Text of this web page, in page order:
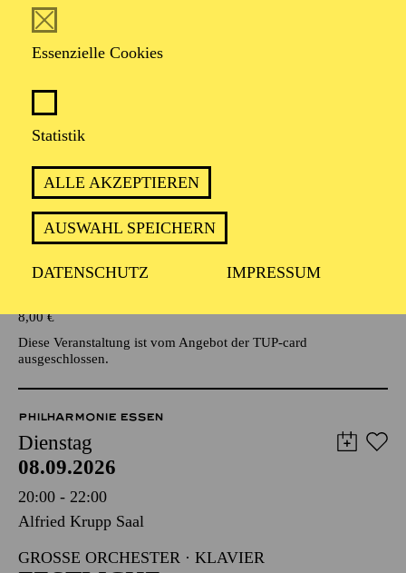
Essenzielle Cookies
Statistik
ALLE AKZEPTIEREN
AUSWAHL SPEICHERN
DATENSCHUTZ IMPRESSUM
Samstag
05.09.2026
Grillo-Theater
BLICK AUF DEN IRAN –
STIMMEN ZUR AKTUELLEN
LAGE
Veranstalter: Eine Kooperationsveranstaltung mit der Stadt
Essen
8,00€
Diese Veranstaltung ist vom Angebot der TUP-card
ausgeschlossen.
PHILHARMONIE ESSEN
Dienstag
08.09.2026
20:00 - 22:00
Alfried Krupp Saal
GROSSE ORCHESTER · KLAVIER